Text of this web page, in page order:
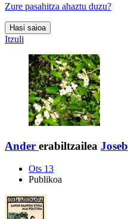
Zure pasahitza ahaztu duzu?
Hasi saioa
Itzuli
Ander erabiltzailea
Ots 13
Publikoa